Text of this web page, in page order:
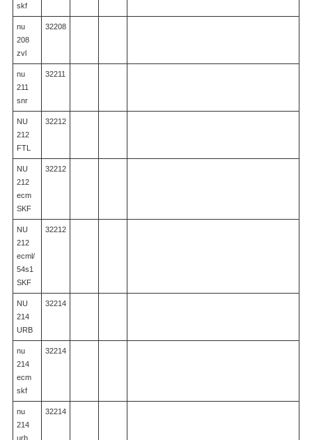
skf
nu
208
zvl
32208
nu
211
snr
32211
NU
212
FTL
32212
NU
212
ecm
SKF
32212
NU
212
ecml/
54s1
SKF
32212
NU
214
URB
32214
nu
214
ecm
skf
32214
nu
214
urb
32214